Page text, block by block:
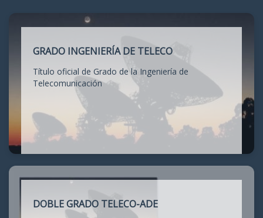
GRADO INGENIERÍA DE TELECO
Título oficial de Grado de la Ingeniería de
Telecomunicación
DOBLE GRADO TELECO-ADE